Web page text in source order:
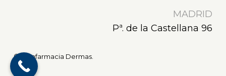
MADRID
Pª. de la Castellana 96
© Parafarmacia Dermas.